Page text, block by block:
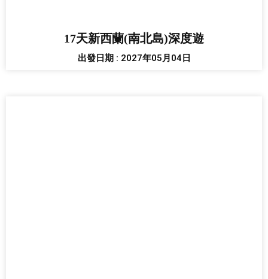
17天新西蘭(南北島)深度遊
出發日期 : 2027年05月04日